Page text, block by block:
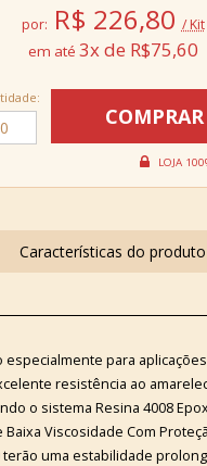
por: R$ 226,80 / Kit
3x de R$75,60
especialmente para
resistência ao
o sistema Resina 4008
Baixa Viscosidade Com
uma estabilidade